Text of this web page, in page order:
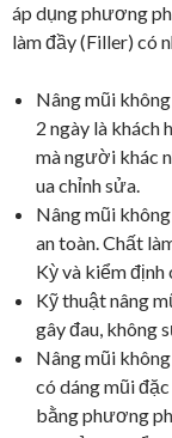
áp dụng phương
làm đầy (Filler) có
Nâng mũi
2 ngày là khách
mà người khác
ua chỉnh sửa.
Nâng mũi
an toàn. Chất
Kỳ và kiểm
Kỹ thuật nâng
gây đau, không
Nâng mũi
có dáng mũi
bằng phương